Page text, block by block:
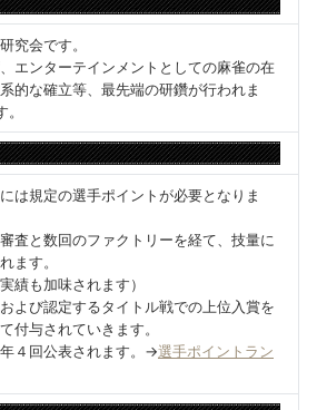
究会です。
エンターテインメントとしての麻雀の在
的な確立等、最先端の研鑽が行われま
は規定の選手ポイントが必要となりま
査と数回のファクトリーを経て、技量に
ます。
績も加味されます）
よび認定するタイトル戦での上位入賞を
付与されていきます。
４回公表されます。→選手ポイントラン